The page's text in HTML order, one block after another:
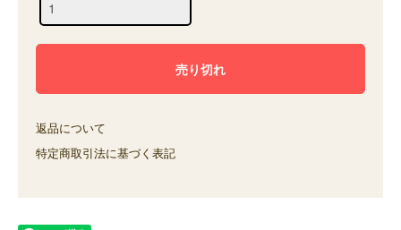
返品について
特定商取引法に基づく表記